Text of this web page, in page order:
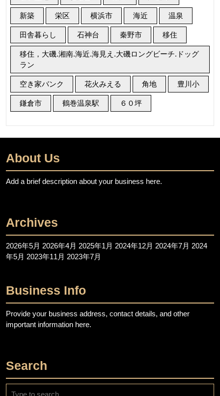
新築 栄区 横浜市 海近 温泉
田舎暮らし 石神台 秦野市 移住
移住，大磯.湘南.海近.海見え.大磯ロングビーチ.ドッグ
ラン
空き家バンク 花火みえる 角地 豊川小
鎌倉市 鶴巻温泉駅 ６０坪
About Us
Add a brief description about your business here.
Archives
2026年5月 2026年4月 2025年1月 2024年12月 2024年7月 2024
年5月 2023年11月 2023年7月
Business Info
Provide your business address, contact details, and other
important information here.
Search